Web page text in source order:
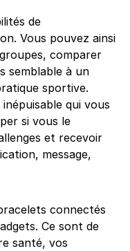
de
Vous pouvez ainsi
comparer
semblable à un
sportive.
qui vous
si vous le
et recevoir
message,
connectés
Ce sont de
santé, vos